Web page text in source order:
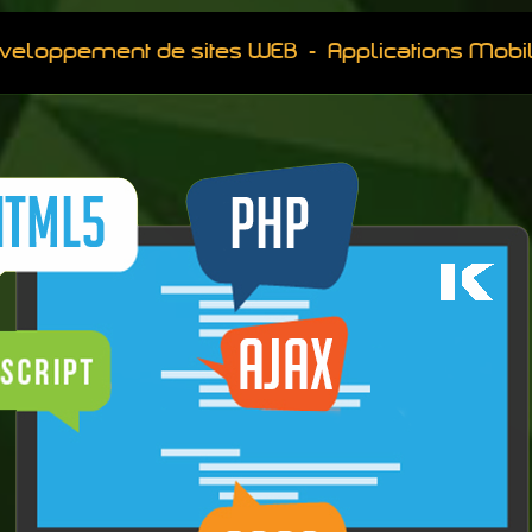
de sites WEB - Applications